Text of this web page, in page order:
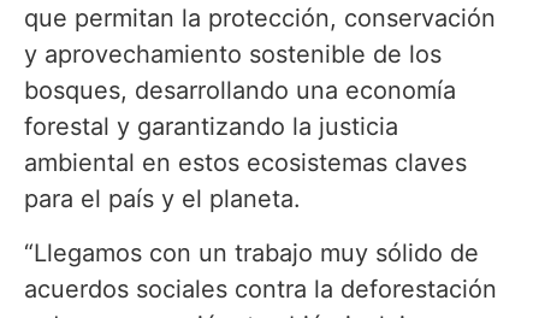
que permitan la protección, conservación
y aprovechamiento sostenible de los
bosques, desarrollando una economía
forestal y garantizando la justicia
ambiental en estos ecosistemas claves
para el país y el planeta.
“Llegamos con un trabajo muy sólido de
acuerdos sociales contra la deforestación